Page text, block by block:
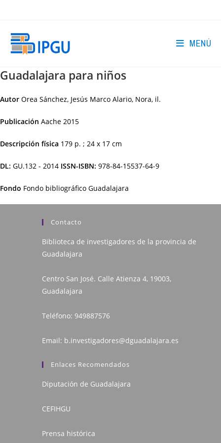
MENÚ
Guadalajara para niños
Autor Orea Sánchez, Jesús Marco Alario, Nora, il.
Publicación Aache 2015
Descripción física 179 p. ; 24 x 17 cm
DL: GU.132 - 2014 ISSN-ISBN: 978-84-15537-64-9
Fondo Fondo bibliográfico Guadalajara
Contacto
Biblioteca de investigadores de la provincia de
Guadalajara
Centro San José. Calle Atienza 4, 19003,
Guadalajara
Teléfono: 949887576
Email: b.investigadores@dguadalajara.es
Enlaces Recomendados
Diputación de Guadalajara
CEFIHGU
Prensa histórica